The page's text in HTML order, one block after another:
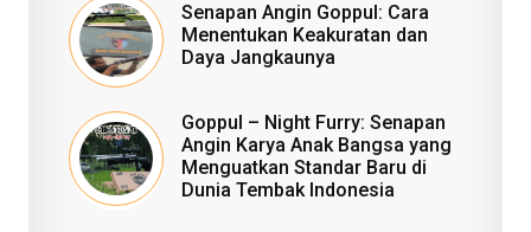
Senapan Angin Goppul: Cara
Menentukan Keakuratan dan
Daya Jangkaunya
Goppul – Night Furry: Senapan
Angin Karya Anak Bangsa yang
Menguatkan Standar Baru di
Dunia Tembak Indonesia